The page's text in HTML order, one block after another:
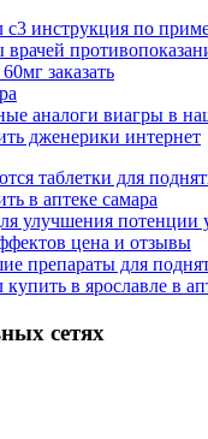
с3 инструкция по
врачей
заказать
аналоги виагры в
дженерики интернет
таблетки для
в аптеке самара
улучшения потенции
цена и отзывы
препараты для
в ярославле в
сетях